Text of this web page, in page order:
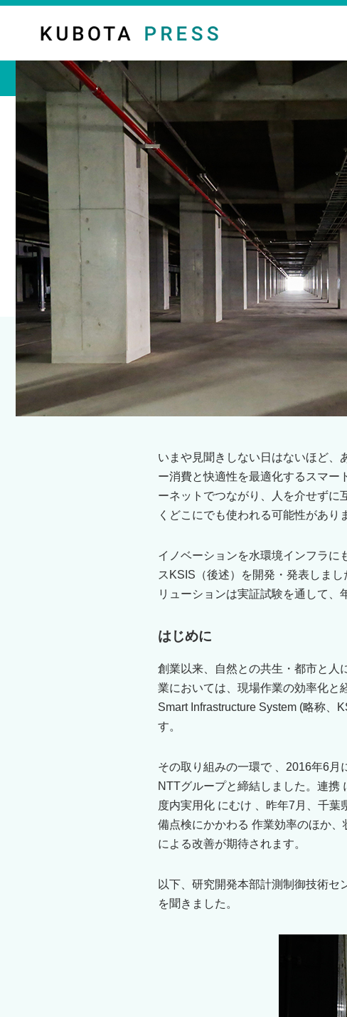
いまや見聞きしない日はないほど、
ー消費と快適性を最適化するスマー
ーネットでつながり、人を介せずに
くどこにでも使われる可能性があり
イノベーションを⽔環境インフラ
スKSIS（後述）を開発・発表しま
リューションは実証試験を通して、
はじめに
創業以来、自然との共生・都市と人
業においては、現場作業の効率化と
Smart Infrastructure System (略称、
す。
その取り組みの一環で 、2016年6
NTTグループと締結しました。連携
度内実用化 にむけ 、昨年7月、千
備点検にかかわる 作業効率のほか
による改善が期待されます。
以下、研究開発本部計測制御技術
を聞きました。